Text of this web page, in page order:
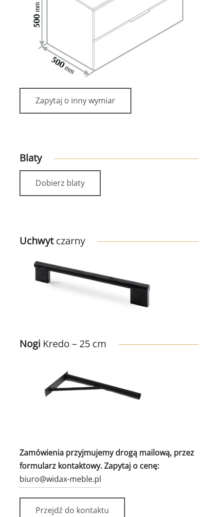
Zapytaj o inny wymiar
Blaty
Dobierz blaty
Uchwytczarny
Nogi Kredo – 25 cm
Zamówienia przyjmujemy drogą mailową, przez
formularz kontaktowy. Zapytaj o cenę:
biuro@widax-meble.pl
Przejdź do kontaktu